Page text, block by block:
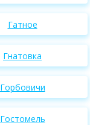
Гатное
Гнатовка
Горбовичи
Гостомель